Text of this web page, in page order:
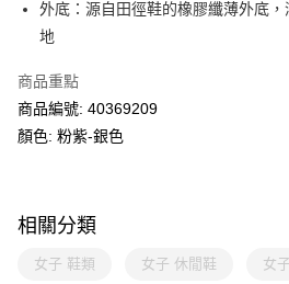
外底：源自田徑鞋的橡膠纖薄外底
地
商品重點
商品編號: 40369209
顏色: 粉紫-銀色
相關分類
女子 鞋類 女子 休閒鞋 女